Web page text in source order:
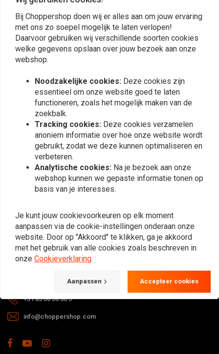
Abonneer
levertijden, retouren & reparaties of
algemene informatie kun je altijd op
één van de onderstaande manieren
Gotenburgweg 46a, 9723 TM Groningen (The Netherlands)
+31 85 06 06 06 5
info@choppershop.com
Bij Choppershop doen wij er alles aan om jouw ervaring
met ons zo soepel mogelijk te laten verlopen!
Daarvoor gebruiken wij verschillende soorten cookies
welke gegevens opslaan over jouw bezoek aan onze
webshop.
Noodzakelijke cookies: Deze cookies zijn
essentieel om onze website goed te laten
functioneren, zoals het mogelijk maken van de
zoekbalk.
Tracking cookies: Deze cookies verzamelen
anoniem informatie over hoe onze website wordt
gebruikt, zodat we deze kunnen optimaliseren en
verbeteren.
Analytische cookies: Na je bezoek aan onze
webshop kunnen we gepaste informatie tonen op
basis van je interesses.
Je kunt jouw cookievoorkeuren op elk moment
aanpassen via de cookie-instellingen onderaan onze
website. Door op "Akkoord" te klikken, ga je akkoord
met het gebruik van alle cookies zoals beschreven in
onze Cookieverklaring.
Aanpassen Accepteer cookies